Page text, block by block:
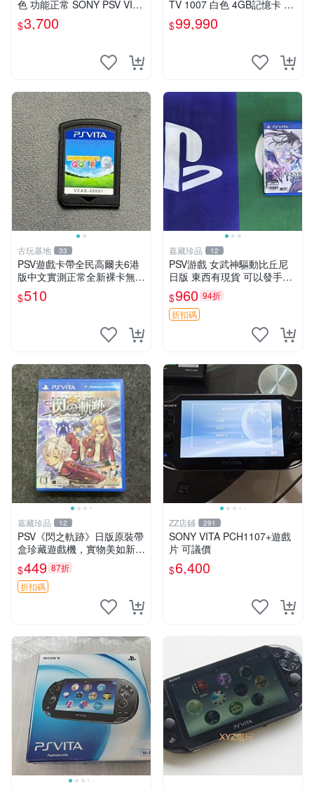
色 功能正常 SONY PSV VITA
主機 2000~3000型 二手功能
正常 賣3千5~4千也可用各式
$3,700
TV 1007 白色 4GB記憶卡 PS
3手把(白) 書盒完整 【台中恐
龍電玩】
$99,990
古玩基地 33
PSV遊戲卡帶全民高爾夫6港
版中文實測正常全新裸卡無保
售不退換單次購兩張以上再享
優惠 全民高爾夫6 PSV 港版
$510
嘉藏珍品 12
PSV游戲 女武神驅動比丘尼
日版 東西有現貨 可以發手物
品 無質量問題售不退不換
$960 94折
折扣碼
嘉藏珍品 12
PSV《閃之軌跡》日版原裝帶
盒珍藏遊戲機，實物美如新，
嚴選推薦 閃之軌跡 日版 PSV
原裝帶盒
$449 87折
折扣碼
ZZ店鋪 291
SONY VITA PCH1107+遊戲
片 可議價
$6,400